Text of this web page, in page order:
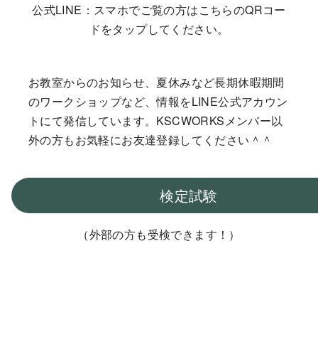
公式LINE：スマホでご覧の方はこちらのQRコー
ドをタップしてください。
お教室からのお知らせ、夏休みなど長期休暇期間
のワークショップなど、情報をLINE公式アカウン
トにて発信しています。KSCWORKSメンバー以
外の方もお気軽にお友達登録してください＾＾
検定試験
（外部の方も受検できます！）